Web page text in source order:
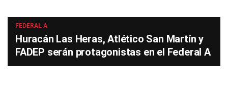
FEDERAL A
Huracán Las Heras, Atlético San Martín y
FADEP serán protagonistas en el Federal A